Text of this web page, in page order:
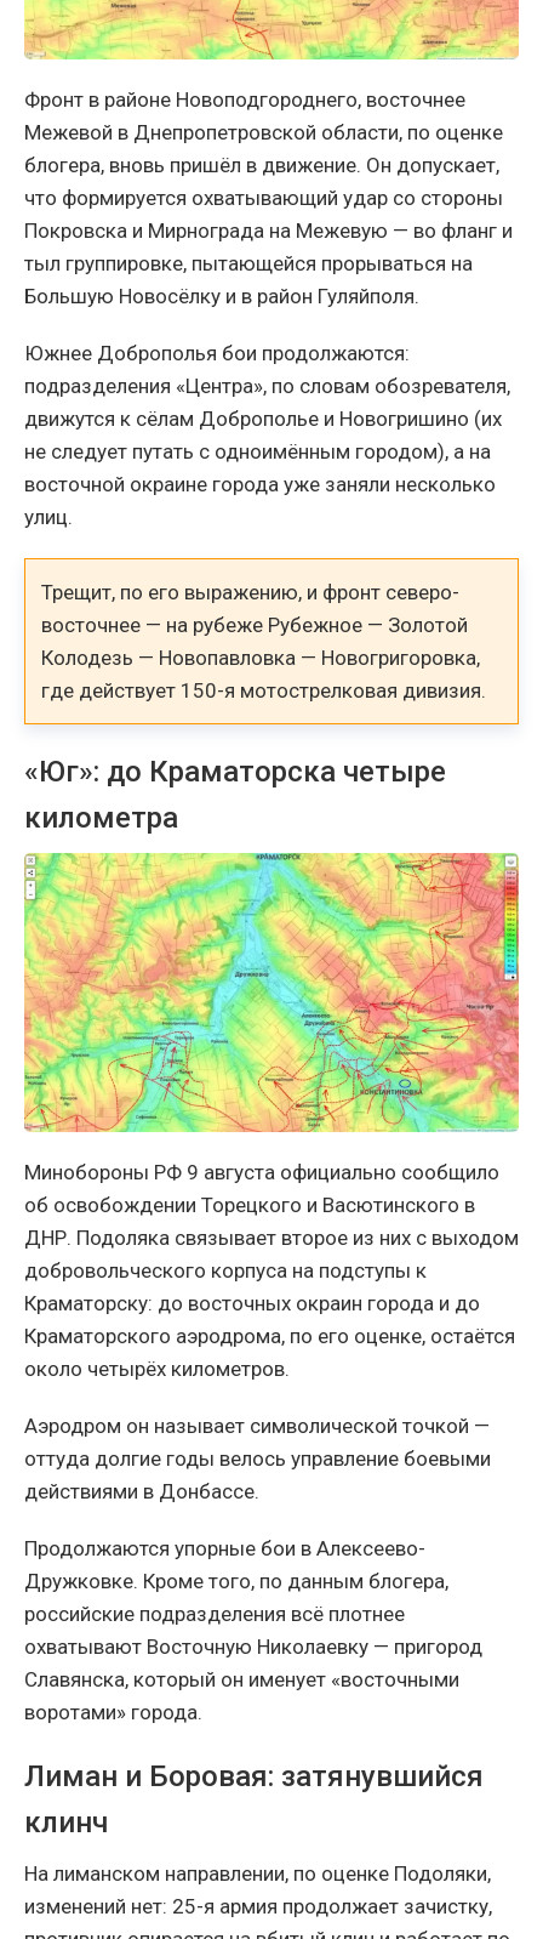
Фронт в районе Новоподгороднего, восточнее
Межевой в Днепропетровской области, по оценке
блогера, вновь пришёл в движение. Он допускает,
что формируется охватывающий удар со стороны
Покровска и Мирнограда на Межевую — во фланг и
тыл группировке, пытающейся прорываться на
Большую Новосёлку и в район Гуляйполя.
Южнее Доброполья бои продолжаются:
подразделения «Центра», по словам обозревателя,
движутся к сёлам Доброполье и Новогришино (их
не следует путать с одноимённым городом), а на
восточной окраине города уже заняли несколько
улиц.
Трещит, по его выражению, и фронт северо-
восточнее — на рубеже Рубежное — Золотой
Колодезь — Новопавловка — Новогригоровка,
где действует 150-я мотострелковая дивизия.
«Юг»: до Краматорска четыре
километра
Минобороны РФ 9 августа официально сообщило
об освобождении Торецкого и Васютинского в
ДНР. Подоляка связывает второе из них с выходом
добровольческого корпуса на подступы к
Краматорску: до восточных окраин города и до
Краматорского аэродрома, по его оценке, остаётся
около четырёх километров.
Аэродром он называет символической точкой —
оттуда долгие годы велось управление боевыми
действиями в Донбассе.
Продолжаются упорные бои в Алексеево-
Дружковке. Кроме того, по данным блогера,
российские подразделения всё плотнее
охватывают Восточную Николаевку — пригород
Славянска, который он именует «восточными
воротами» города.
Лиман и Боровая: затянувшийся
клинч
На лиманском направлении, по оценке Подоляки,
изменений нет: 25-я армия продолжает зачистку,